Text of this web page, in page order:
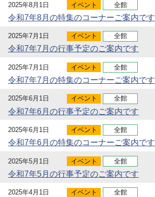
2025年8月1日 イベント 全館
令和7年8月の特集のコーナーご案内です
2025年7月1日 イベント 全館
令和7年7月の行事予定のご案内です
2025年7月1日 イベント 全館
令和7年7月の特集のコーナーご案内です
2025年6月1日 イベント 全館
令和7年6月の行事予定のご案内です
2025年6月1日 イベント 全館
令和7年6月の特集のコーナーご案内です
2025年5月1日 イベント 全館
令和7年5月の行事予定のご案内です
2025年4月1日 イベント 全館